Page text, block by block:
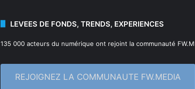
LEVEES DE FONDS, TRENDS, EXPERIENCES
135 000 acteurs du numérique ont rejoint la communauté
REJOIGNEZ LA COMMUNAUTE FW.MEDIA